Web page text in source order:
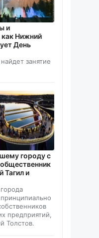
и
Нижний
День
занятие
городу с
Тагил и
предприятий,
Толстов.